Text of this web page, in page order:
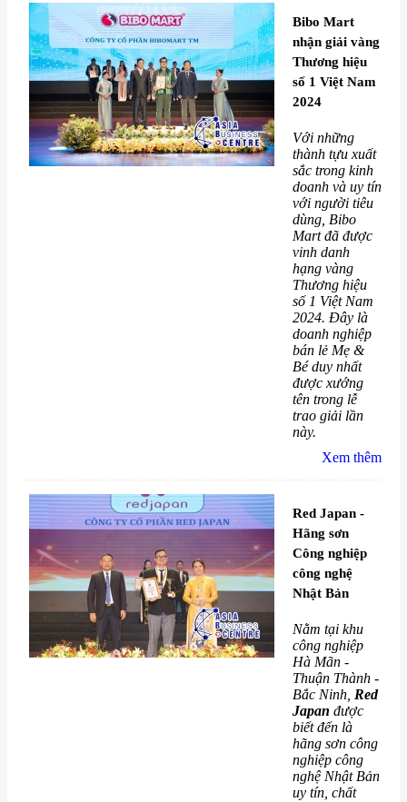
Bibo Mart
nhận giải vàng
Thương hiệu
số 1 Việt Nam
2024
Với những
thành tựu xuất
sắc trong kinh
doanh và uy tín
với người tiêu
dùng, Bibo
Mart đã được
vinh danh
hạng vàng
Thương hiệu
số 1 Việt Nam
2024. Đây là
doanh nghiệp
bán lẻ Mẹ &
Bé duy nhất
được xướng
tên trong lễ
trao giải lần
này.
Xem thêm
Red Japan -
Hãng sơn
Công nghiệp
công nghệ
Nhật Bản
Nằm tại khu
công nghiệp
Hà Mãn -
Thuận Thành -
Bắc Ninh, Red
Japan được
biết đến là
hãng sơn công
nghiệp công
nghệ Nhật Bản
uy tín, chất